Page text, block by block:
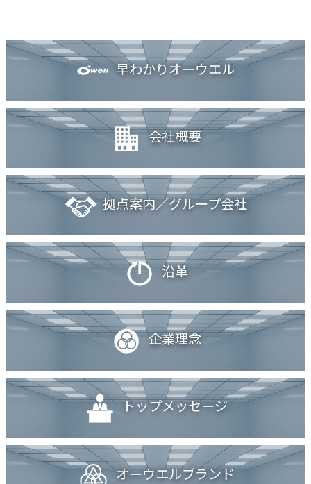
早わかりオーウエル
会社概要
拠点案内／グループ会社
沿革
企業理念
トップメッセージ
オーウエルブランド